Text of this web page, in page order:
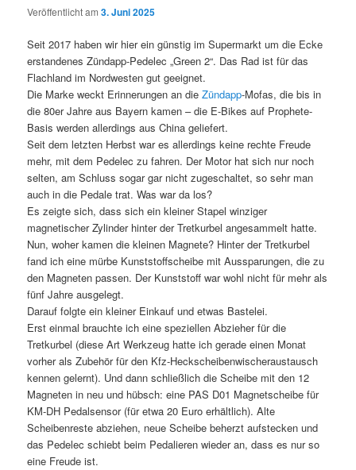
Veröffentlicht am3. Juni 2025
Seit 2017 haben wir hier ein günstig im Supermarkt um die Ecke
erstandenes Zündapp-Pedelec „Green 2“. Das Rad ist für das
Flachland im Nordwesten gut geeignet.
Die Marke weckt Erinnerungen an dieZündapp-Mofas, die bis in
die 80er Jahre aus Bayern kamen – die E-Bikes auf Prophete-
Basis werden allerdings aus China geliefert.
Seit dem letzten Herbst war es allerdings keine rechte Freude
mehr, mit dem Pedelec zu fahren. Der Motor hat sich nur noch
selten, am Schluss sogar gar nicht zugeschaltet, so sehr man
auch in die Pedale trat. Was war da los?
Es zeigte sich, dass sich ein kleiner Stapel winziger
magnetischer Zylinder hinter der Tretkurbel angesammelt hatte.
Nun, woher kamen die kleinen Magnete? Hinter der Tretkurbel
fand ich eine mürbe Kunststoffscheibe mit Aussparungen, die zu
den Magneten passen. Der Kunststoff war wohl nicht für mehr als
fünf Jahre ausgelegt.
Darauf folgte ein kleiner Einkauf und etwas Bastelei.
Erst einmal brauchte ich eine speziellen Abzieher für die
Tretkurbel (diese Art Werkzeug hatte ich gerade einen Monat
vorher als Zubehör für den Kfz-Heckscheibenwischeraustausch
kennen gelernt). Und dann schließlich die Scheibe mit den 12
Magneten in neu und hübsch: eine PAS D01 Magnetscheibe für
KM-DH Pedalsensor (für etwa 20 Euro erhältlich). Alte
Scheibenreste abziehen, neue Scheibe beherzt aufstecken und
das Pedelec schiebt beim Pedalieren wieder an, dass es nur so
eine Freude ist.